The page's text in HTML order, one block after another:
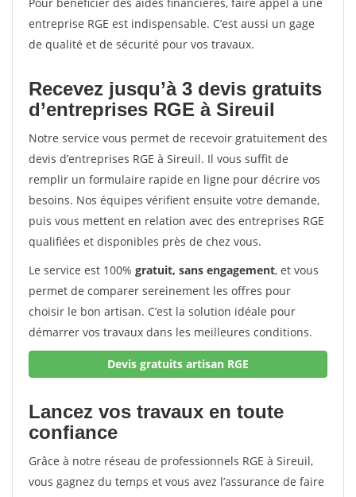
entreprise RGE est indispensable. C’est aussi un gage
de qualité et de sécurité pour vos travaux.
Recevez jusqu’à 3 devis gratuits
d’entreprises RGE à Sireuil
Notre service vous permet de recevoir gratuitement des
devis d’entreprises RGE à Sireuil. Il vous suffit de
remplir un formulaire rapide en ligne pour décrire vos
besoins. Nos équipes vérifient ensuite votre demande,
puis vous mettent en relation avec des entreprises RGE
qualifiées et disponibles près de chez vous.
Le service est 100% gratuit, sans engagement, et vous
permet de comparer sereinement les offres pour
choisir le bon artisan. C’est la solution idéale pour
démarrer vos travaux dans les meilleures conditions.
Devis gratuits artisan RGE
Lancez vos travaux en toute
confiance
Grâce à notre réseau de professionnels RGE à Sireuil,
vous gagnez du temps et vous avez l’assurance de faire